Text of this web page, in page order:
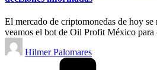
El mercado de criptomonedas de hoy se
veamos el bot de Oil Profit México para
Publicado
por
Hilmer Palomares